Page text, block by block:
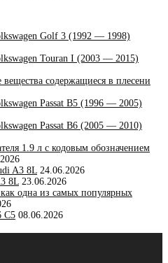
Golf 3 (1992 — 1998)
Touran I (2003 — 2015)
содержащиеся в плесени
Passat B5 (1996 — 2005)
Passat B6 (2005 — 2010)
1.9 л с кодовым обозначением
A3 8L 24.06.2026
8L 23.06.2026
одна из самых популярных
С5 08.06.2026